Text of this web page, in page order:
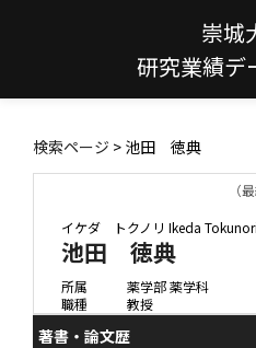
崇城
研究業績デ
検索ページ > 池田 徳典
（
イケダ トクノリ Ikeda Tokunori
池田 徳典
所属
薬学部 薬学科
職種
教授
著書・論文歴